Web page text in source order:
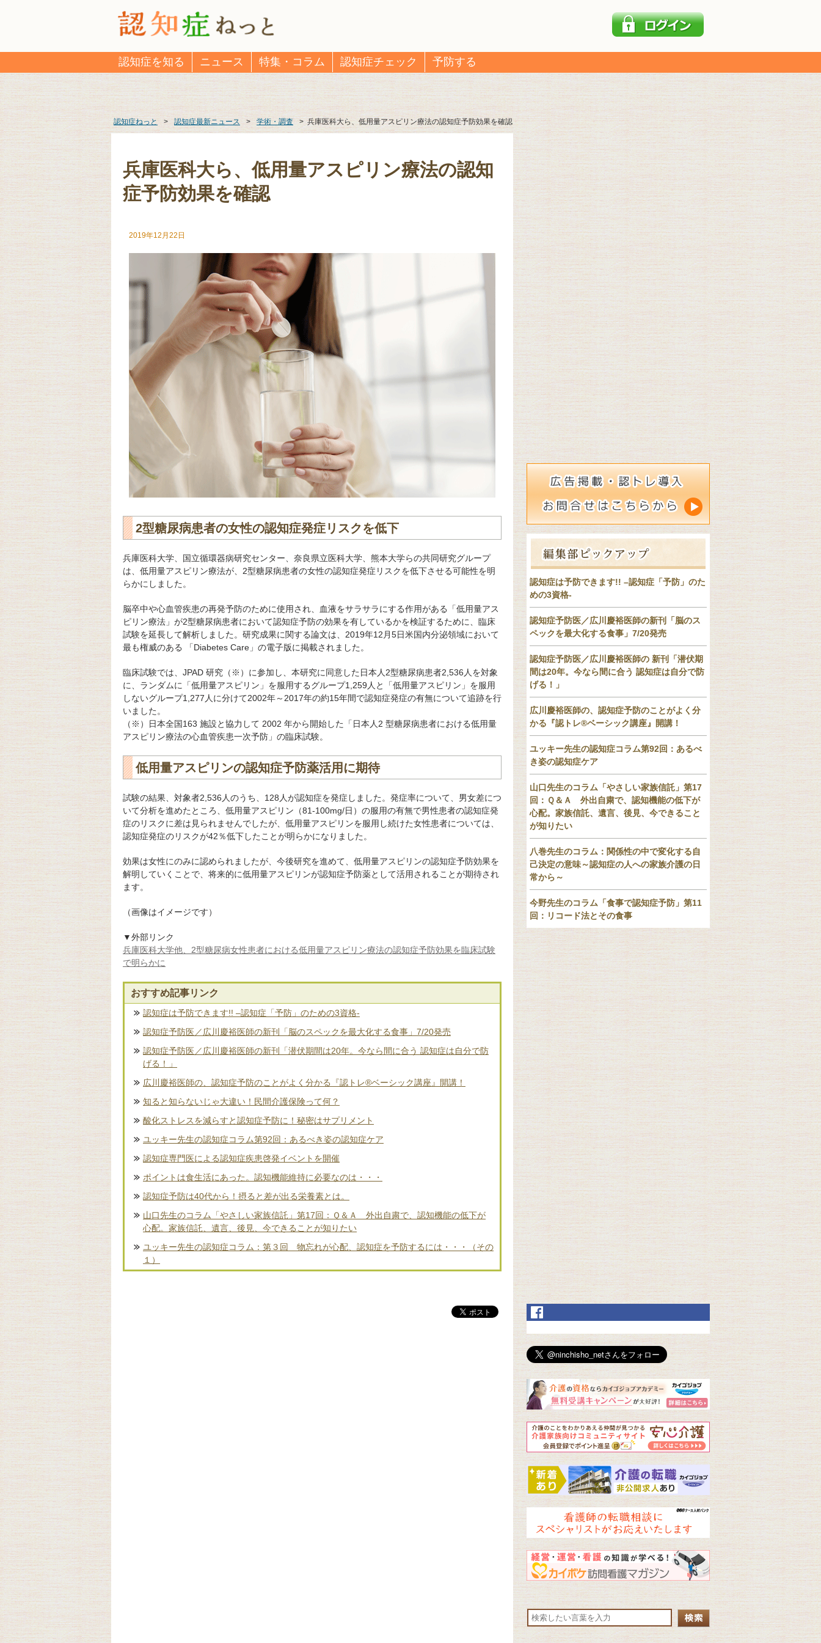
認知症を知る ニュース 特集・コラム 認知症チェック 予防する
認知症ねっと > 認知症最新ニュース > 学術・調査 > 兵庫医科大ら、低用量アスピリン療法の認知症予防効果を確認
兵庫医科大ら、低用量アスピリン療法の認知
症予防効果を確認
2019年12月22日
2型糖尿病患者の女性の認知症発症リスクを低下
兵庫医科大学、国立循環器病研究センター、奈良県立医科大学、熊本大学らの共同研究グループ
は、低用量アスピリン療法が、2型糖尿病患者の女性の認知症発症リスクを低下させる可能性を明
らかにしました。
脳卒中や心血管疾患の再発予防のために使用され、血液をサラサラにする作用がある「低用量アス
ピリン療法」が2型糖尿病患者において認知症予防の効果を有しているかを検証するために、臨床
試験を延長して解析しました。研究成果に関する論文は、2019年12月5日米国内分泌領域において
最も権威のある 「Diabetes Care」の電子版に掲載されました。
臨床試験では、JPAD 研究（※）に参加し、本研究に同意した日本人2型糖尿病患者2,536人を対象
に、ランダムに「低用量アスピリン」を服用するグループ1,259人と「低用量アスピリン」を服用
しないグループ1,277人に分けて2002年～2017年の約15年間で認知症発症の有無について追跡を行
いました。
（※）日本全国163 施設と協力して 2002 年から開始した「日本人2 型糖尿病患者における低用量
アスピリン療法の心血管疾患一次予防」の臨床試験。
低用量アスピリンの認知症予防薬活用に期待
試験の結果、対象者2,536人のうち、128人が認知症を発症しました。発症率について、男女差につ
いて分析を進めたところ、低用量アスピリン（81-100mg/日）の服用の有無で男性患者の認知症発
症のリスクに差は見られませんでしたが、低用量アスピリンを服用し続けた女性患者については、
認知症発症のリスクが42％低下したことが明らかになりました。
効果は女性にのみに認められましたが、今後研究を進めて、低用量アスピリンの認知症予防効果を
解明していくことで、将来的に低用量アスピリンが認知症予防薬として活用されることが期待され
ます。
（画像はイメージです）
▼外部リンク
兵庫医科大学他、2型糖尿病女性患者における低用量アスピリン療法の認知症予防効果を臨床試験
で明らかに
おすすめ記事リンク
認知症は予防できます!! –認知症「予防」のための3資格-
認知症予防医／広川慶裕医師の新刊「脳のスペックを最大化する食事」7/20発売
認知症予防医／広川慶裕医師の新刊「潜伏期間は20年。今なら間に合う 認知症は自分で防
げる！」
広川慶裕医師の、認知症予防のことがよく分かる『認トレ®️ベーシック講座』開講！
知ると知らないじゃ大違い！民間介護保険って何？
酸化ストレスを減らすと認知症予防に！秘密はサプリメント
ユッキー先生の認知症コラム第92回：あるべき姿の認知症ケア
認知症専門医による認知症疾患啓発イベントを開催
ポイントは食生活にあった。認知機能維持に必要なのは・・・
認知症予防は40代から！摂ると差が出る栄養素とは。
山口先生のコラム「やさしい家族信託」第17回：Ｑ＆Ａ 外出自粛で、認知機能の低下が
心配。家族信託、遺言、後見、今できることが知りたい
ユッキー先生の認知症コラム：第３回 物忘れが心配、認知症を予防するには・・・（その
１）
認知症は予防できます!! –認知症「予防」のた
めの3資格-
認知症予防医／広川慶裕医師の新刊「脳のス
ペックを最大化する食事」7/20発売
認知症予防医／広川慶裕医師の 新刊「潜伏期
間は20年。今なら間に合う 認知症は自分で防
げる！」
広川慶裕医師の、認知症予防のことがよく分
かる『認トレ®️ベーシック講座』開講！
ユッキー先生の認知症コラム第92回：あるべ
き姿の認知症ケア
山口先生のコラム「やさしい家族信託」第17
回：Ｑ＆Ａ 外出自粛で、認知機能の低下が
心配。家族信託、遺言、後見、今できること
が知りたい
八巻先生のコラム：関係性の中で変化する自
己決定の意味～認知症の人への家族介護の日
常から～
今野先生のコラム「食事で認知症予防」第11
回：リコード法とその食事